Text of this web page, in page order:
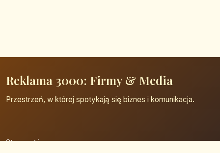
Reklama 3000: Firmy & Media
Przestrzeń, w której spotykają się biznes i komunikacja.
Strona główna